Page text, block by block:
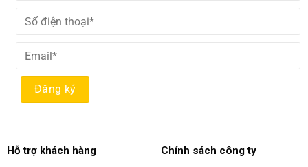
Hỗ trợ khách hàng Chính sách công ty